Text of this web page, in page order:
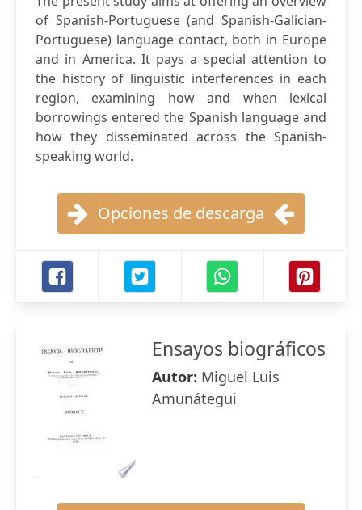
of Spanish-Portuguese (and Spanish-Galician-
Portuguese) language contact, both in Europe
and in America. It pays a special attention to
the history of linguistic interferences in each
region, examining how and when lexical
borrowings entered the Spanish language and
how they disseminated across the Spanish-
speaking world.
Opciones de descarga
Ensayos biográficos
Autor: Miguel Luis
Amunátegui